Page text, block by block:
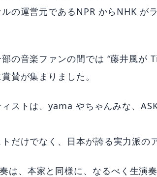
の運営元であるNPR からNHK が
の音楽ファンの間では “藤井風が
賛が集まりました。
ストは、yama やちゃんみな、
だけでなく、日本が誇る実力派の
は、本家と同様に、なるべく生演